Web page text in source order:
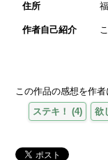
住所
作者自己紹介
この作品の感想を作者
ステキ！
(4) 欲